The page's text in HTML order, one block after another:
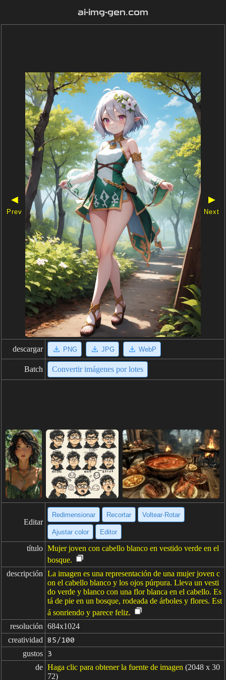
ai-img-gen.com
◀
Prev
▶
Next
descargar PNG JPG WebP
Batch Convertir imágenes por lotes
Editar
Redimensionar Recortar Voltear·Rotar
Ajustar color Editor
título Mujer joven con cabello blanco en vestido verde en el
bosque.
descripción La imagen es una representación de una mujer joven c
on el cabello blanco y los ojos púrpura. Lleva un vesti
do verde y blanco con una flor blanca en el cabello. Es
tá de pie en un bosque, rodeada de árboles y flores. Est
á sonriendo y parece feliz.
resolución 684x1024
creatividad
85/100
gustos 3
de Haga clic para obtener la fuente de imagen (2048 x 30
72)